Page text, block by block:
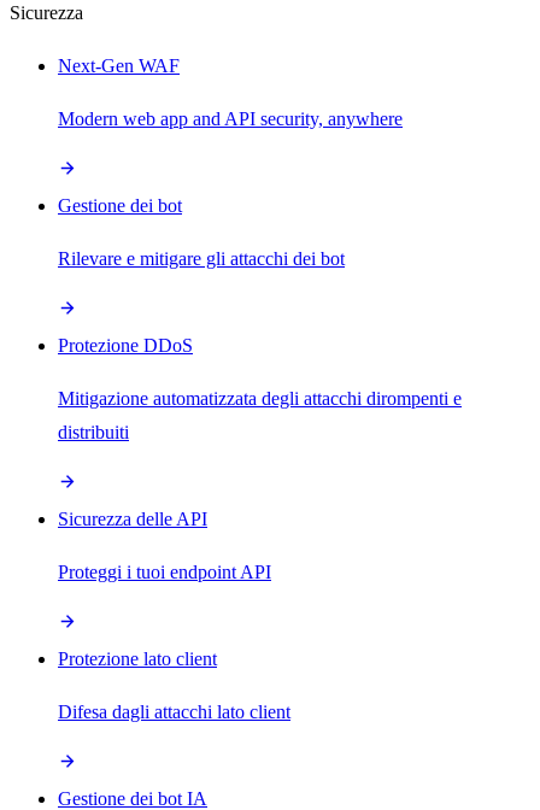
Sicurezza
Next-Gen WAF
Modern web app and API security, anywhere
Gestione dei bot
Rilevare e mitigare gli attacchi dei bot
Protezione DDoS
Mitigazione automatizzata degli attacchi dirompenti e
distribuiti
Sicurezza delle API
Proteggi i tuoi endpoint API
Protezione lato client
Difesa dagli attacchi lato client
Gestione dei bot IA